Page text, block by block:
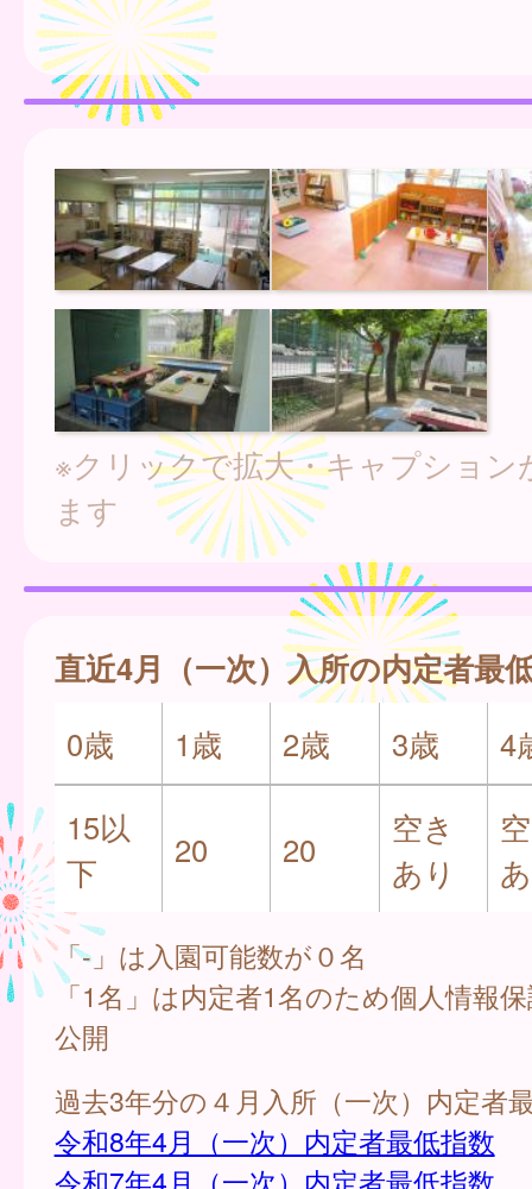
※クリックで拡大・キャプション
ます
直近4月（一次）入所の内定者最
0歳 1歳 2歳 3歳
4
15以
下
20 20
空き
あり
「-」は入園可能数が０名
「1名」は内定者1名のため個人情報
公開
過去3年分の４月入所（一次）内定者
令和8年4月（一次）内定者最低指数